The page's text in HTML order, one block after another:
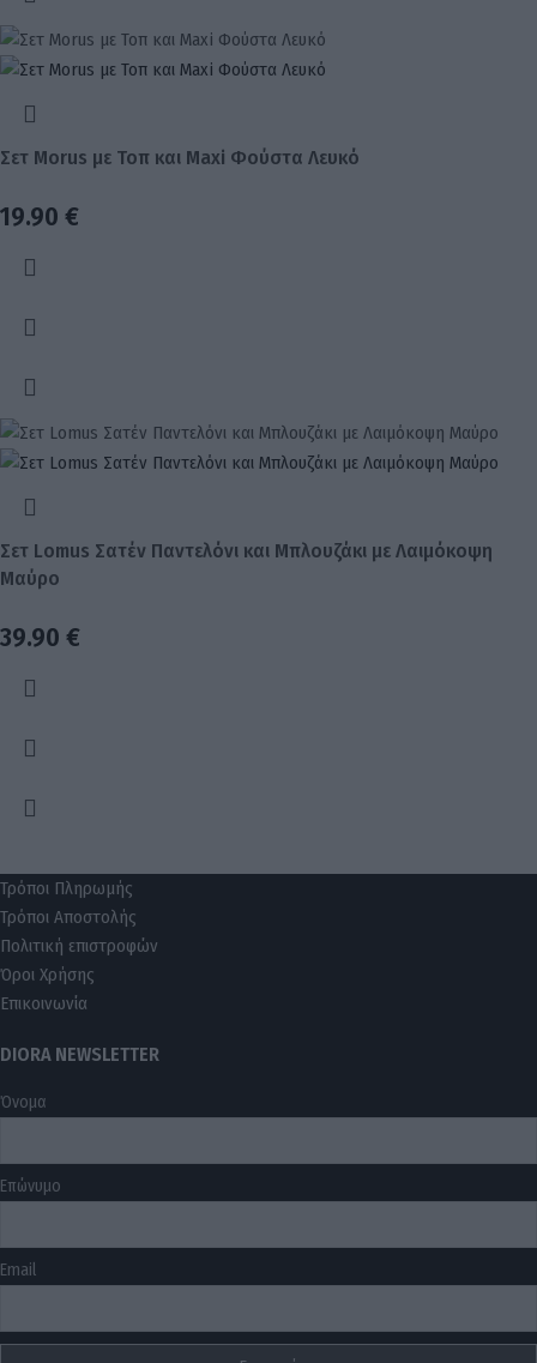
Σετ Morus με Τοπ και Maxi Φούστα Λευκό
19.90 €
Σετ Lomus Σατέν Παντελόνι και Μπλουζάκι με Λαιμόκοψη
Μαύρο
39.90 €
Τρόποι Πληρωμής
Τρόποι Αποστολής
Πολιτική επιστροφών
Όροι Χρήσης
Επικοινωνία
DIORA NEWSLETTER
Όνομα
Επώνυμο
Email